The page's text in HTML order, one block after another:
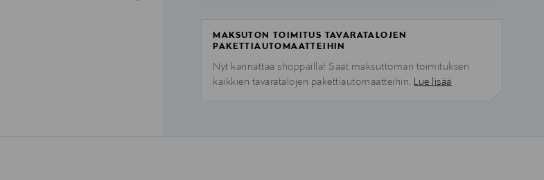
MAKSUTON TOIMITUS TAVARATALOJEN
PAKETTIAUTOMAATTEIHIN
Nyt kannattaa shoppailla! Saat maksuttoman toimituksen
kaikkien tavaratalojen pakettiautomaatteihin. Lue lisää